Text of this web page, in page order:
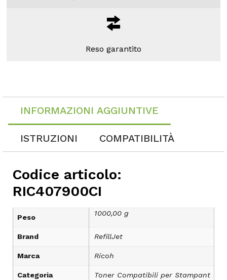
Reso garantito
INFORMAZIONI AGGIUNTIVE
ISTRUZIONI COMPATIBILITÀ
Codice articolo:
RIC407900CI
Peso 1000,00 g
Brand RefillJet
Marca Ricoh
Categoria
Toner Compatibili per Stampant